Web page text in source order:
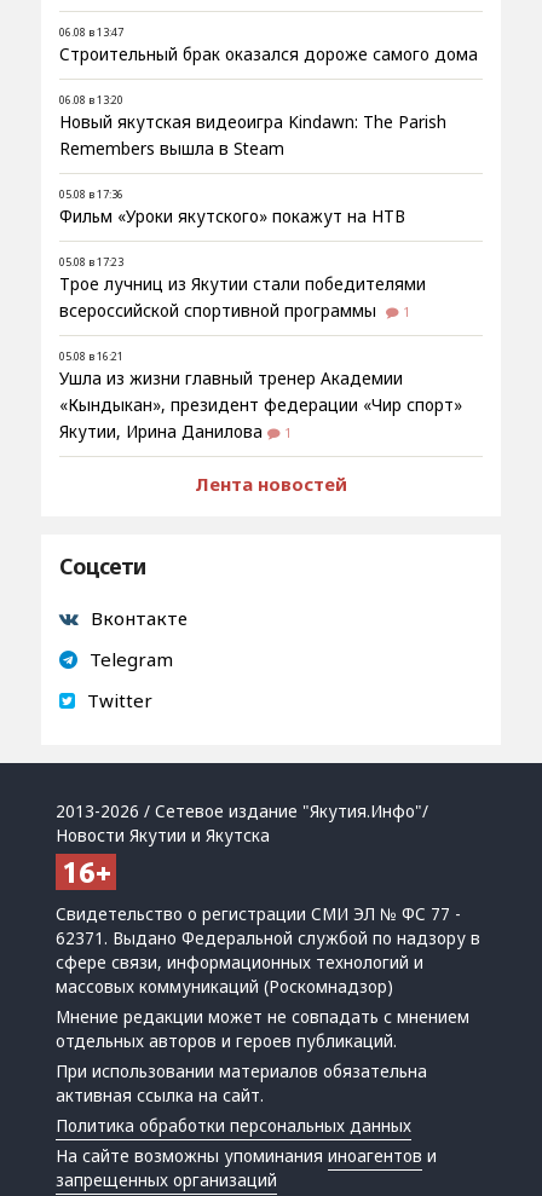
06.08 в 13:47
Строительный брак оказался дороже самого дома
06.08 в 13:20
Новый якутская видеоигра Kindawn: The Parish
Remembers вышла в Steam
05.08 в 17:36
Фильм «Уроки якутского» покажут на НТВ
05.08 в 17:23
Трое лучниц из Якутии стали победителями
всероссийской спортивной программы
1
05.08 в 16:21
Ушла из жизни главный тренер Академии
«Кындыкан», президент федерации «Чир спорт»
Якутии, Ирина Данилова
1
Лента новостей
Соцсети
Вконтакте
Telegram
Twitter
2013-2026 / Сетевое издание "Якутия.Инфо"/
Новости Якутии и Якутска
Свидетельство о регистрации СМИ ЭЛ № ФС 77 -
62371. Выдано Федеральной службой по надзору в
сфере связи, информационных технологий и
массовых коммуникаций (Роскомнадзор)
Мнение редакции может не совпадать с мнением
отдельных авторов и героев публикаций.
При использовании материалов обязательна
активная ссылка на сайт.
Политика обработки персональных данных
На сайте возможны упоминанияиноагентов и
запрещенных организаций